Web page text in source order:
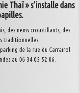
Thaï » s’installe dans
des nems croustillants, des
traditionnelles.
de la rue du Carraïrol.
au 06 34 05 52 06.